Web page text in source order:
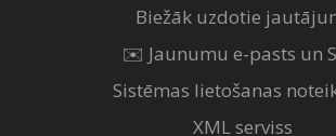
Biežāk uzdotie
✉️ Jaunumu e-pasts un
Sistēmas lietošanas
XML serviss